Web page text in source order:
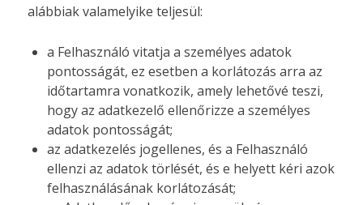
alábbiak valamelyike teljesül:
a Felhasználó vitatja a személyes adatok
pontosságát, ez esetben a korlátozás arra az
időtartamra vonatkozik, amely lehetővé teszi,
hogy az adatkezelő ellenőrizze a személyes
adatok pontosságát;
az adatkezelés jogellenes, és a Felhasználó
ellenzi az adatok törlését, és e helyett kéri azok
felhasználásának korlátozását;